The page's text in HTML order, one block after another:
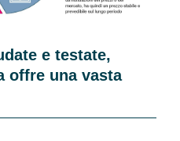
e testate,
offre una vasta